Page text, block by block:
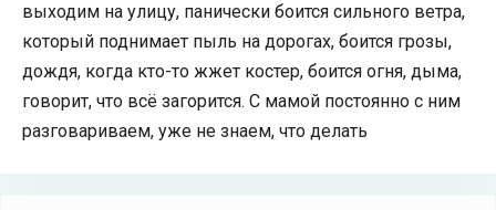
выходим на улицу, панически боится сильного ветра,
который поднимает пыль на дорогах, боится грозы,
дождя, когда кто-то жжет костер, боится огня, дыма,
говорит, что всë загорится. С мамой постоянно с ним
разговариваем, уже не знаем, что делать